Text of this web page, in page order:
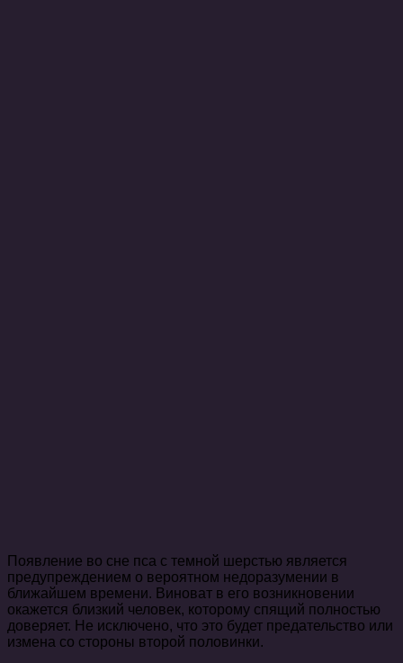
Появление во сне пса с темной шерстью является
предупреждением о вероятном недоразумении в
ближайшем времени. Виноват в его возникновении
окажется близкий человек, которому спящий полностью
доверяет. Не исключено, что это будет предательство или
измена со стороны второй половинки.